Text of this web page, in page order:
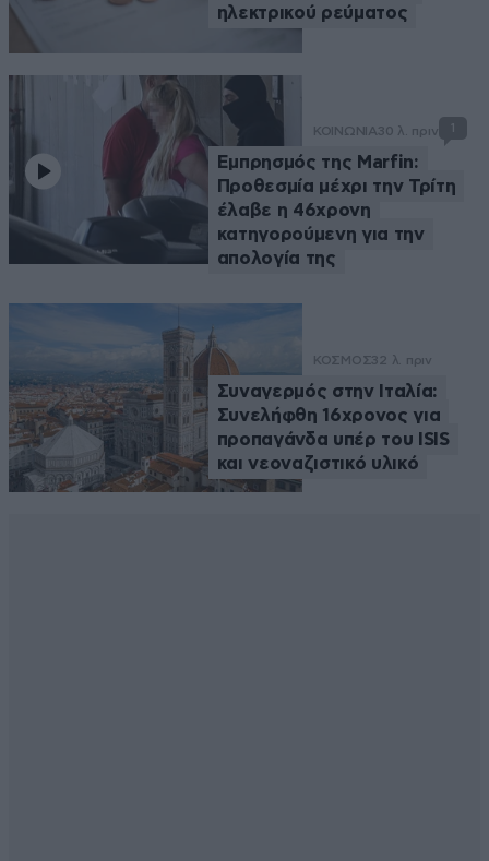
ηλεκτρικού ρεύματος
ΚΟΙΝΩΝΙΑ30 λ. πριν 1
Εμπρησμός της Marfin:
Προθεσμία μέχρι την Τρίτη
έλαβε η 46χρονη
κατηγορούμενη για την
απολογία της
ΚΟΣΜΟΣ32 λ. πριν
Συναγερμός στην Ιταλία:
Συνελήφθη 16χρονος για
προπαγάνδα υπέρ του ISIS
και νεοναζιστικό υλικό